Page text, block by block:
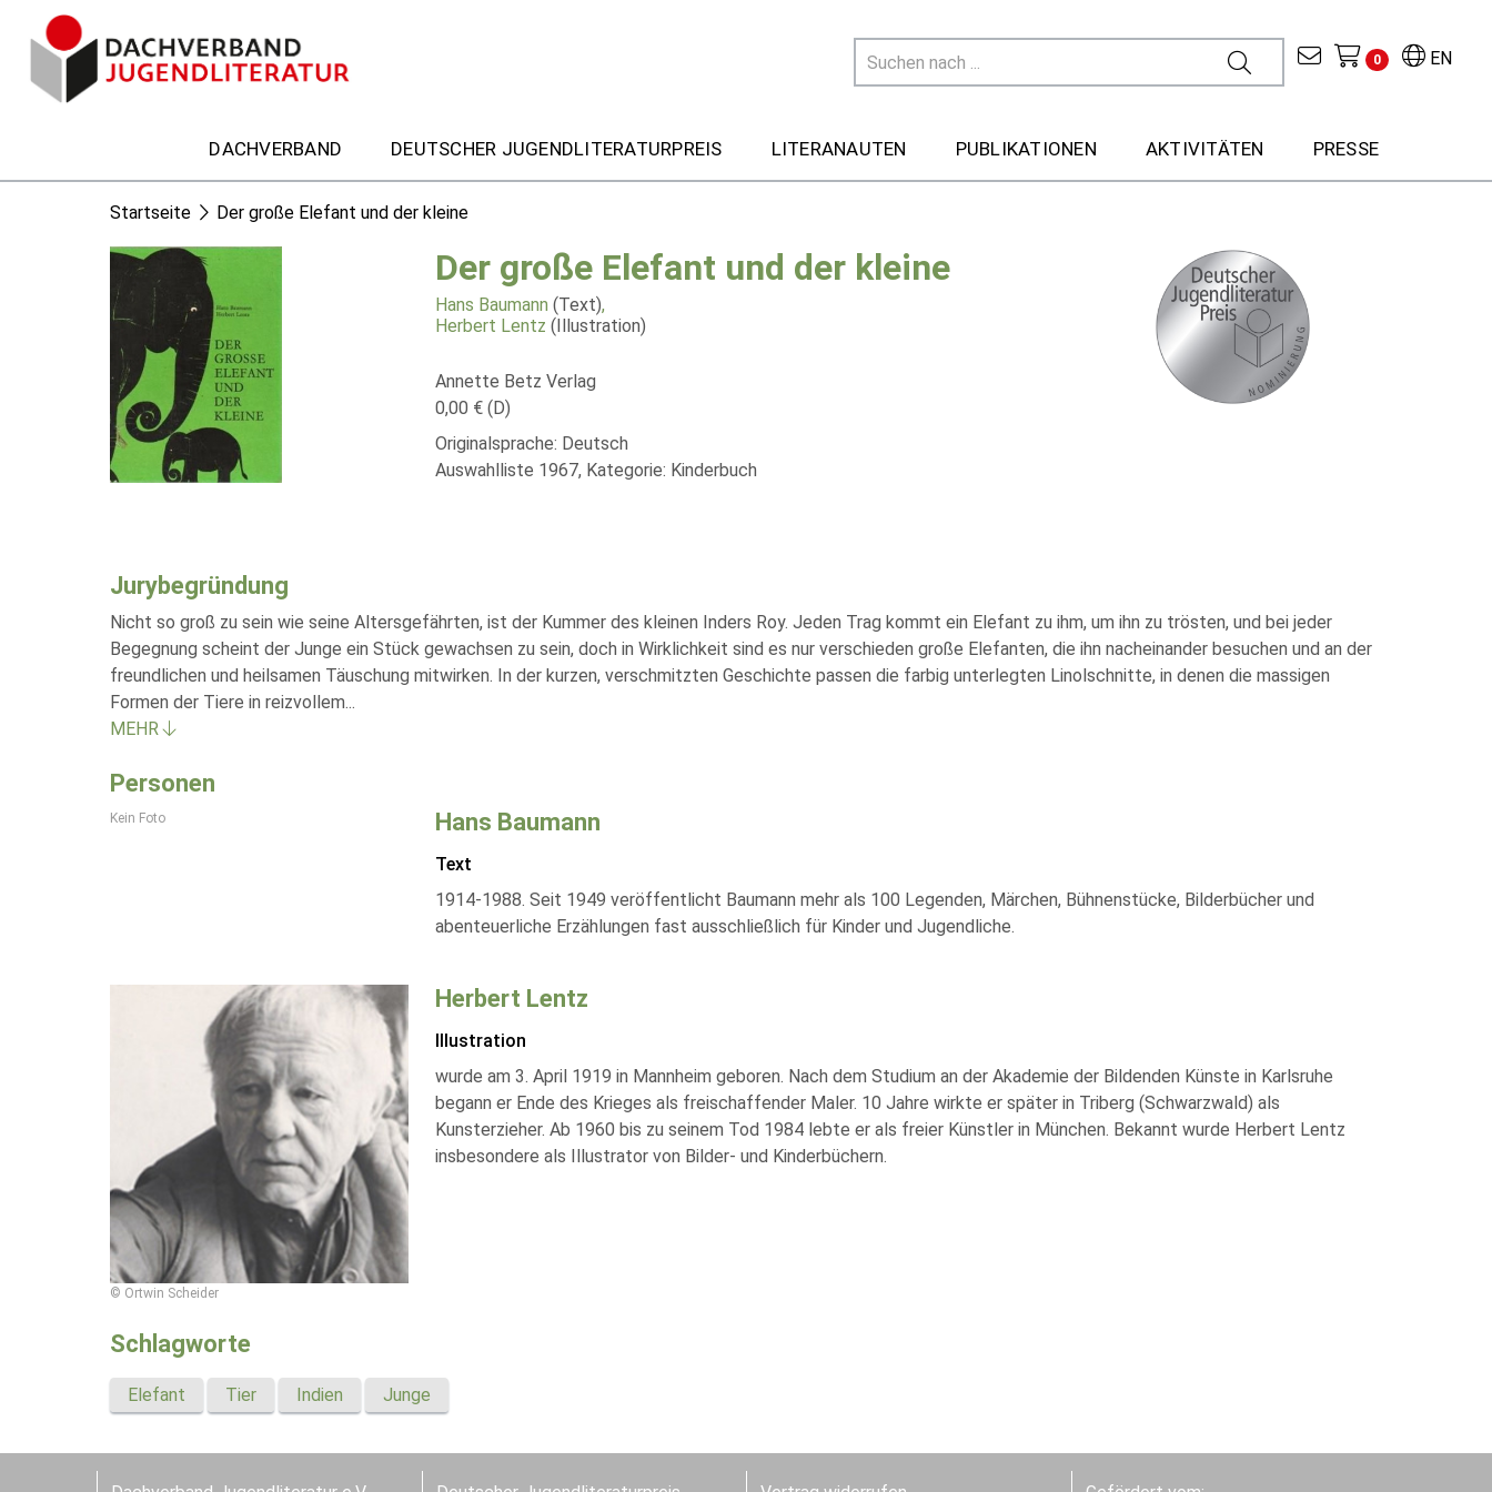
EN
0
DACHVERBAND DEUTSCHER JUGENDLITERATURPREIS LITERANAUTEN PUBLIKATIONEN AKTIVITÄTEN PRESSE
Startseite Der große Elefant und der kleine
Der große Elefant und der kleine
Hans Baumann (Text),
Herbert Lentz (Illustration)
Annette Betz Verlag
0,00 € (D)
Originalsprache: Deutsch
Auswahlliste 1967, Kategorie: Kinderbuch
Jurybegründung
Nicht so groß zu sein wie seine Altersgefährten, ist der Kummer des kleinen Inders Roy. Jeden Trag kommt ein Elefant zu ihm, um ihn zu trösten, und bei jeder
Begegnung scheint der Junge ein Stück gewachsen zu sein, doch in Wirklichkeit sind es nur verschieden große Elefanten, die ihn nacheinander besuchen und an der
freundlichen und heilsamen Täuschung mitwirken. In der kurzen, verschmitzten Geschichte passen die farbig unterlegten Linolschnitte, in denen die massigen
Formen der Tiere in reizvollem...
MEHR
Personen
Kein Foto Hans Baumann
Text
1914-1988. Seit 1949 veröffentlicht Baumann mehr als 100 Legenden, Märchen, Bühnenstücke, Bilderbücher und
abenteuerliche Erzählungen fast ausschließlich für Kinder und Jugendliche.
© Ortwin Scheider
Herbert Lentz
Illustration
wurde am 3. April 1919 in Mannheim geboren. Nach dem Studium an der Akademie der Bildenden Künste in Karlsruhe
begann er Ende des Krieges als freischaffender Maler. 10 Jahre wirkte er später in Triberg (Schwarzwald) als
Kunsterzieher. Ab 1960 bis zu seinem Tod 1984 lebte er als freier Künstler in München. Bekannt wurde Herbert Lentz
insbesondere als Illustrator von Bilder- und Kinderbüchern.
Schlagworte
Elefant Tier Indien Junge